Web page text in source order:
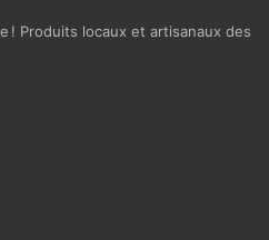
! Produits locaux et artisanaux des